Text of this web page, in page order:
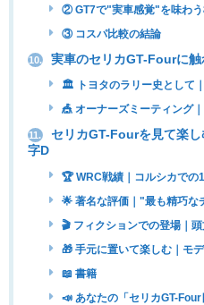
② GT7で"実車感覚"を味わう
③ コスパ比較の結論
10. 実車のセリカGT-Fourに
🏛 トヨタのラリー史として
🎪 オーナーズミーティング
11.
セリカGT-Fourを見て楽
字D
🏆 WRC戦績｜コルシカでの
🌟 著名な評価｜"最も精巧な
🎬 フィクションでの登場｜
🎁 手元に置いて楽しむ｜モ
📖 書籍
📣 あなたの「セリカGT-Four